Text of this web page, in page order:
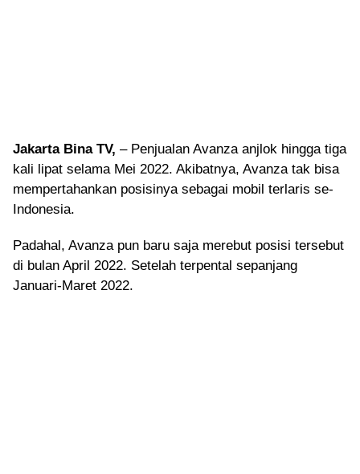
Jakarta Bina TV, – Penjualan Avanza anjlok hingga tiga
kali lipat selama Mei 2022. Akibatnya, Avanza tak bisa
mempertahankan posisinya sebagai mobil terlaris se-
Indonesia.
Padahal, Avanza pun baru saja merebut posisi tersebut
di bulan April 2022. Setelah terpental sepanjang
Januari-Maret 2022.